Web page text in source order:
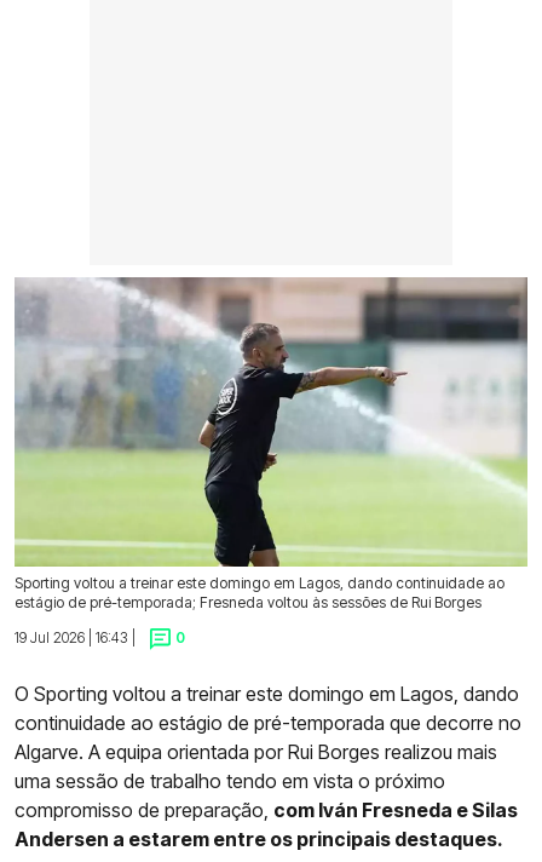
Sporting voltou a treinar este domingo em Lagos, dando continuidade ao
estágio de pré-temporada; Fresneda voltou às sessões de Rui Borges
19 Jul 2026 | 16:43 |
0
O Sporting voltou a treinar este domingo em Lagos, dando
continuidade ao estágio de pré-temporada que decorre no
Algarve. A equipa orientada por Rui Borges realizou mais
uma sessão de trabalho tendo em vista o próximo
compromisso de preparação, com Iván Fresneda e Silas
Andersen a estarem entre os principais destaques.